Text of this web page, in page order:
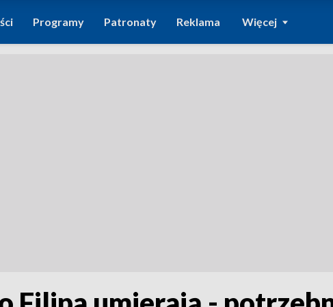
Programy Patronaty Reklama Więcej